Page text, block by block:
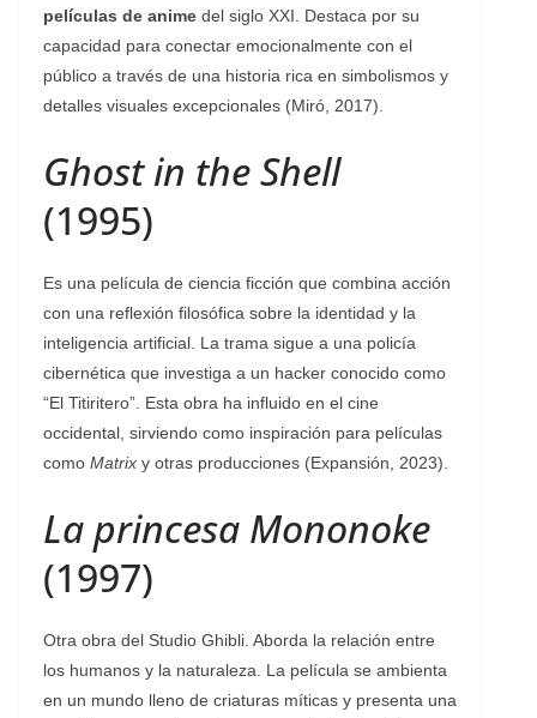
películas de anime del siglo XXI. Destaca por su
capacidad para conectar emocionalmente con el
público a través de una historia rica en simbolismos y
detalles visuales excepcionales (Miró, 2017).
Ghost in the Shell
(1995)
Es una película de ciencia ficción que combina acción
con una reflexión filosófica sobre la identidad y la
inteligencia artificial. La trama sigue a una policía
cibernética que investiga a un hacker conocido como
“El Titiritero”. Esta obra ha influido en el cine
occidental, sirviendo como inspiración para películas
como Matrix y otras producciones (Expansión, 2023).
La princesa Mononoke
(1997)
Otra obra del Studio Ghibli. Aborda la relación entre
los humanos y la naturaleza. La película se ambienta
en un mundo lleno de criaturas míticas y presenta una